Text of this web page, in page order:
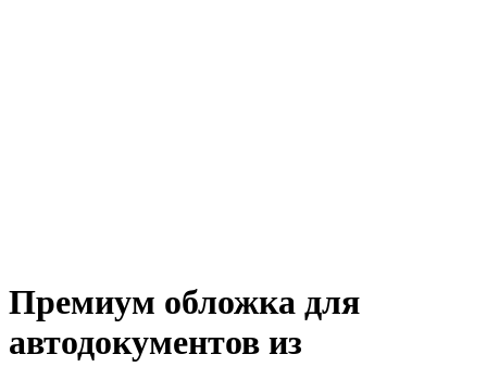
Премиум обложка для
автодокументов из